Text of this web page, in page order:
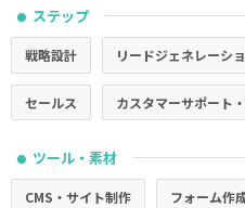
● ステップ
戦略設計 リードジェネレーシ
セールス カスタマーサポート
● ツール・素材
CMS・サイト制作 フォーム作